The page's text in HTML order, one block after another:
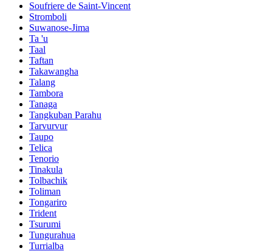
Soufriere de Saint-Vincent
Stromboli
Suwanose-Jima
Ta 'u
Taal
Taftan
Takawangha
Talang
Tambora
Tanaga
Tangkuban Parahu
Tarvurvur
Taupo
Telica
Tenorio
Tinakula
Tolbachik
Toliman
Tongariro
Trident
Tsurumi
Tungurahua
Turrialba